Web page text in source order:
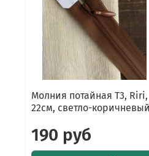
Молния потайная Т3, Riri,
22см, светло-коричневый
190 руб